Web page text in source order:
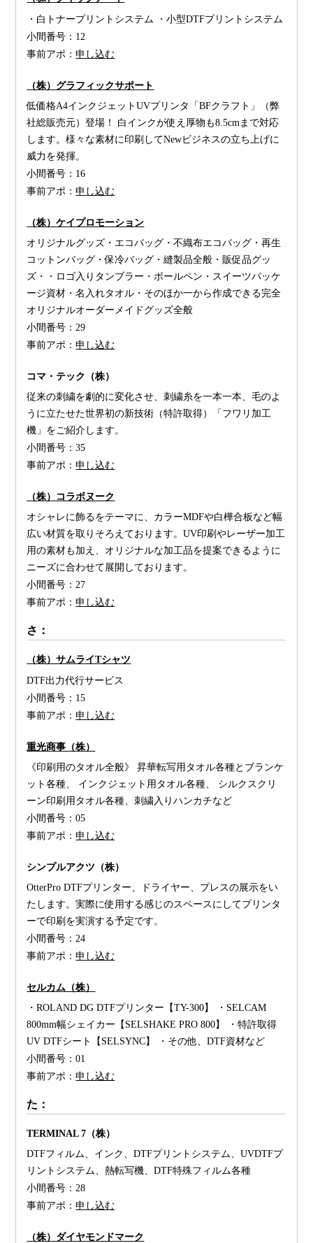
・白トナープリントシステム ・小型DTFプリントシステム
小間番号： 12
事前アポ：申し込む
（株）グラフィックサポート
低価格A4インクジェットUVプリンタ「BFクラフト」（弊
社総販売元）登場！ 白インクが使え厚物も8.5cmまで対応
します。様々な素材に印刷してNewビジネスの立ち上げに
威力を発揮。
小間番号： 16
事前アポ：申し込む
（株）ケイプロモーション
オリジナルグッズ・エコバッグ・不織布エコバッグ・再生
コットンバッグ・保冷バッグ・縫製品全般・販促品グッ
ズ・・ロゴ入りタンブラー・ボールペン・スイーツパッケ
ージ資材・名入れタオル・そのほか一から作成できる完全
オリジナルオーダーメイドグッズ全般
小間番号： 29
事前アポ：申し込む
コマ・テック（株）
従来の刺繍を劇的に変化させ、刺繍糸を一本一本、毛のよ
うに立たせた世界初の新技術（特許取得）「フワリ加工
機」をご紹介します。
小間番号：35
事前アポ：申し込む
（株）コラボヌーク
オシャレに飾るをテーマに、カラーMDFや白樺合板など幅
広い材質を取りそろえております。UV印刷やレーザー加工
用の素材も加え、オリジナルな加工品を提案できるように
ニーズに合わせて展開しております。
小間番号： 27
事前アポ：申し込む
さ：
（株）サムライTシャツ
DTF出力代行サービス
小間番号： 15
事前アポ：申し込む
重光商事（株）
《印刷用のタオル全般》 昇華転写用タオル各種とブランケ
ット各種、 インクジェット用タオル各種、 シルクスクリ
ーン印刷用タオル各種、刺繍入りハンカチなど
小間番号：05
事前アポ：申し込む
シンプルアクツ（株）
OtterPro DTFプリンター、ドライヤー、プレスの展示をい
たします。実際に使用する感じのスペースにしてプリンタ
ーで印刷を実演する予定です。
小間番号： 24
事前アポ：申し込む
セルカム（株）
・ROLAND DG DTFプリンター【TY-300】 ・SELCAM
800mm幅シェイカー【SELSHAKE PRO 800】 ・特許取得
UV DTFシート【SELSYNC】 ・その他、DTF資材など
小間番号：01
事前アポ：申し込む
た：
TERMINAL 7（株）
DTFフィルム、インク、DTFプリントシステム、UVDTFプ
リントシステム、熱転写機、DTF特殊フィルム各種
小間番号： 28
事前アポ：申し込む
（株）ダイヤモンドマーク